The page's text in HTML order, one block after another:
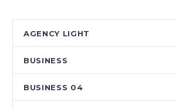
AGENCY LIGHT
BUSINESS
BUSINESS 04